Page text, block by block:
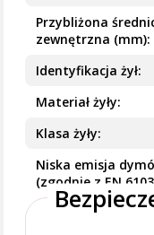
Przybliżona
zewnętrzna (mm)
Identyfikacja żył
Materiał żyły
Klasa żyły
Niska emisja
(zgodnie z EN